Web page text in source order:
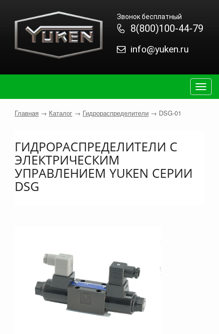
Звонок бесплатный
8(800)100-44-79
info@yuken.ru
Главная → Каталог → Гидрораспределители → DSG-01
ГИДРОРАСПРЕДЕЛИТЕЛИ С
ЭЛЕКТРИЧЕСКИМ
УПРАВЛЕНИЕМ YUKEN СЕРИИ
DSG